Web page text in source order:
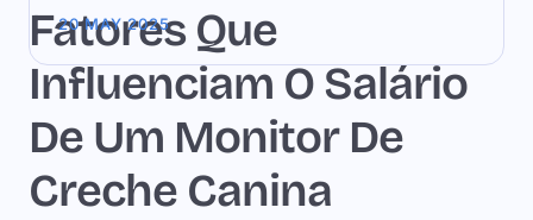
Fatores Que
Influenciam O Salário
De Um Monitor De
Creche Canina
20 MAY 2025